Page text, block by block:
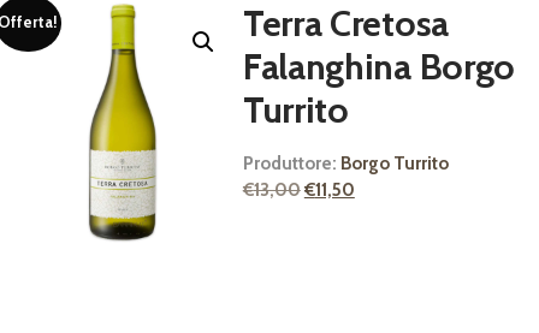
Terra Cretosa
Falanghina Borgo
Turrito
Produttore: Borgo Turrito
€13,00Il
€11,50Il